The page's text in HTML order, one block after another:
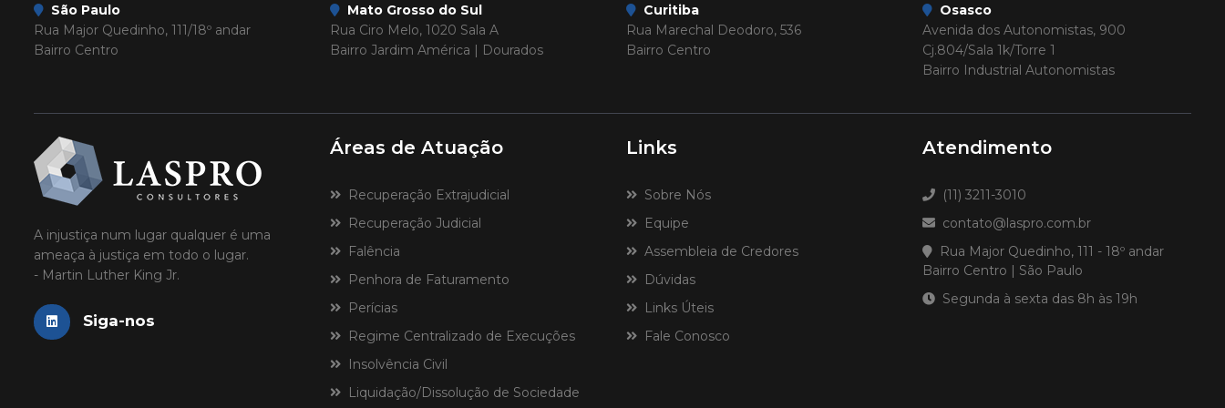
São Paulo
Rua Major Quedinho, 111/18º andar
Bairro Centro
Mato Grosso do Sul
Rua Ciro Melo, 1020 Sala A
Bairro Jardim América | Dourados
Curitiba
Rua Marechal Deodoro, 536
Bairro Centro
Osasco
Avenida dos Autonomistas, 900
Cj.804/Sala 1k/Torre 1
Bairro Industrial Autonomistas
A injustiça num lugar qualquer é uma
ameaça à justiça em todo o lugar.
- Martin Luther King Jr.
Siga-nos
Áreas de Atuação
Recuperação Extrajudicial
Recuperação Judicial
Falência
Penhora de Faturamento
Perícias
Regime Centralizado de Execuções
Insolvência Civil
Liquidação/Dissolução de Sociedade
Links
Sobre Nós
Equipe
Assembleia de Credores
Dúvidas
Links Úteis
Fale Conosco
Atendimento
(11) 3211-3010
contato@laspro.com.br
Rua Major Quedinho, 111 - 18º andar
Bairro Centro | São Paulo
Segunda à sexta das 8h às 19h